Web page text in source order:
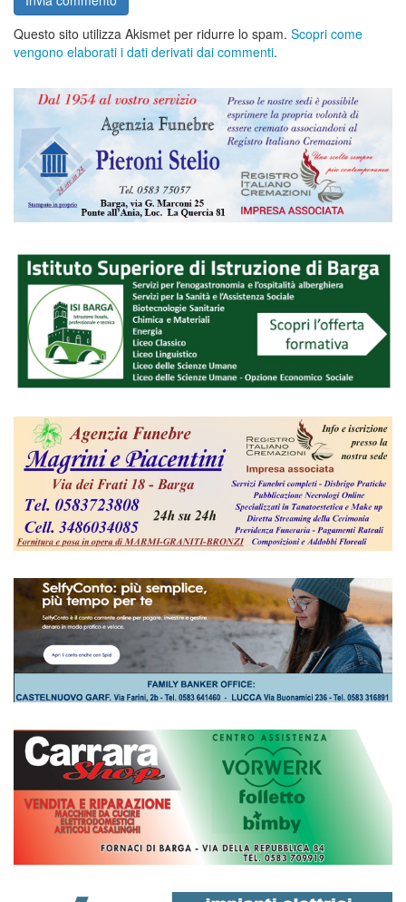
Questo sito utilizza Akismet per ridurre lo spam. Scopri come
vengono elaborati i dati derivati dai commenti.